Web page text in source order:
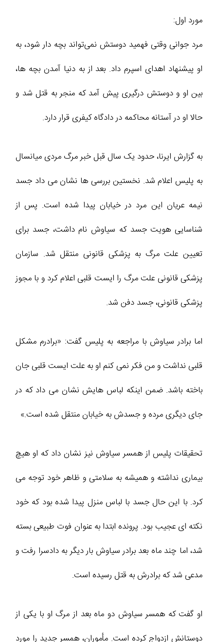
مورد اول:
مرد جوانی وقتی فهمید دوستش نمی‌تواند بچه دار شود، به
او پیشنهاد اهدای اسپرم داد. بعد از به دنیا آمدن بچه‌ ها،
بین او و دوستش درگیری پیش آمد که منجر به قتل شد و
حالا او در آستانه محاکمه در دادگاه کیفری قرار دارد.
به گزارش ایرنا، حدود یک سال قبل خبر مرگ مردی میانسال
به پلیس اعلام شد. نخستین بررسی‌ ها نشان می‌ داد جسد
نیمه‌ عریان این مرد در خیابان پیدا شده است. پس از
شناسایی هویت جسد که سیاوش نام داشت، جسد برای
تعیین علت مرگ به پزشکی قانونی منتقل شد. سازمان
پزشکی قانونی علت مرگ را ایست قلبی اعلام کرد و با مجوز
پزشکی قانونی، جسد دفن شد.
اما برادر سیاوش با مراجعه به پلیس گفت: «برادرم مشکل
قلبی نداشت و من فکر نمی‌ کنم او به علت ایست قلبی جان
باخته باشد. ضمن اینکه لباس‌ هایش نشان می‌ داد که در
جای دیگری مرده و جسدش به خیابان منتقل شده است.»
تحقیقات پلیس از همسر سیاوش نیز نشان داد که او هیچ
بیماری نداشته و همیشه به سلامتی و ظاهر خود توجه می‌
کرد. با این حال جسد با لباس منزل پیدا شده بود که خود
نکته‌ ای عجیب بود. پرونده ابتدا به عنوان فوت طبیعی بسته
شد، اما چند ماه بعد برادر سیاوش بار دیگر به دادسرا رفت و
مدعی شد که برادرش به قتل رسیده است.
او گفت که همسر سیاوش دو ماه بعد از مرگ او با یکی از
دوستانش ازدواج کرده است. مأموران، همسر جدید را مورد